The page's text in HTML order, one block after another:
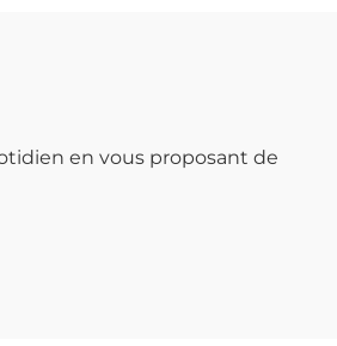
en vous proposant de